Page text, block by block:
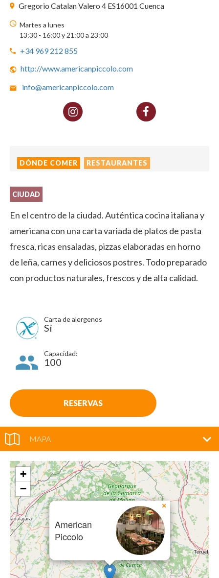
Gregorio Catalan Valero 4 ES16001 Cuenca
Martes a lunes
13:30 - 16:00 y 21:00 a 23:00
+34 969 212 855
http://www.americanpiccolo.com
info@americanpiccolo.com
DÓNDE COMER RESTAURANTES
CIUDAD
En el centro de la ciudad. Auténtica cocina italiana y
americana con una carta variada de platos de pasta
fresca, ricas ensaladas, pizzas elaboradas en horno
de leña, carnes y deliciosos postres. Todo preparado
con productos naturales, frescos y de alta calidad.
Carta de alergenos
Sí
Capacidad:
100
RESERVAS
MAPA
American
Piccolo
×
+
−